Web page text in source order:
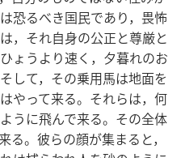
恐るべき国民であり，畏怖
，それ自身の公正と尊厳と
ょうより速く，夕暮れのお
して，その乗用馬は地面を
やって来る。それらは，何
うに飛んで来る。その全体
る。彼らの顔が集まると，